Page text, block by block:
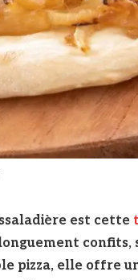
est cette
confits,
pizza, elle offre